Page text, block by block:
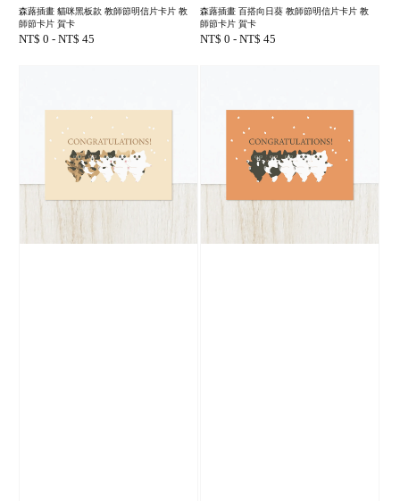
森蕗插畫 貓咪黑板款 教師節明信片卡片 教
師節卡片 賀卡
Regular
NT$ 0 - NT$ 45
森蕗插畫 百搭向日葵 教師節明信片卡片 教
師節卡片 賀卡
Regular
NT$ 0 - NT$ 45